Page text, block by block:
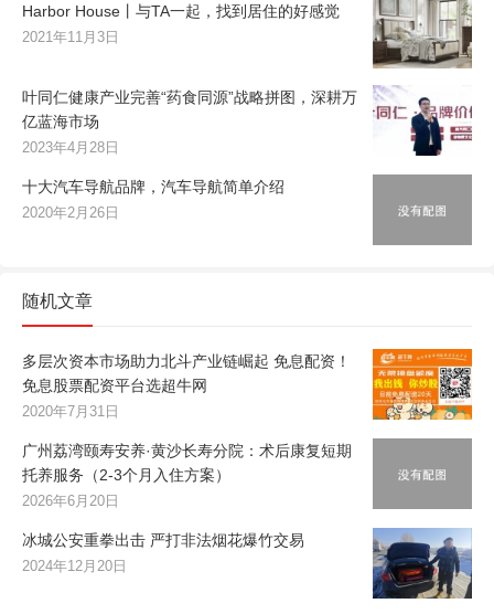
Harbor House丨与TA一起，找到居住的好感觉
2021年11月3日
叶同仁健康产业完善“药食同源”战略拼图，深耕万
亿蓝海市场
2023年4月28日
十大汽车导航品牌，汽车导航简单介绍
2020年2月26日
随机文章
多层次资本市场助力北斗产业链崛起 免息配资！
免息股票配资平台选超牛网
2020年7月31日
广州荔湾颐寿安养·黄沙长寿分院：术后康复短期
托养服务（2-3个月入住方案）
2026年6月20日
冰城公安重拳出击 严打非法烟花爆竹交易
2024年12月20日